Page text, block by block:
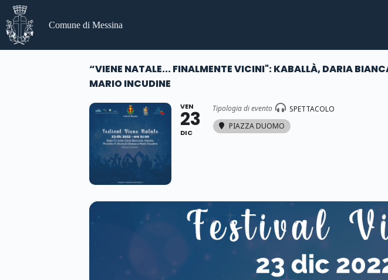
Salta
contenuto
Comune di Messina
“VIENE NATALE... FINALMENTE VICINI": KABALLÀ, DARIA
MARIO INCUDINE
VEN
23
DIC
Tipologia di evento
SPETTACOLO
PIAZZA DUOMO